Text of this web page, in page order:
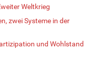
Weltkrieg
zwei Systeme in der
und Wohlstand